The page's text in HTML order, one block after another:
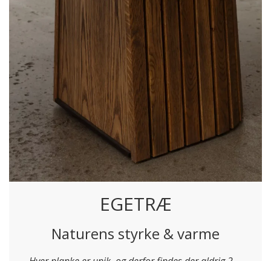
EGETRÆ
Naturens styrke & varme